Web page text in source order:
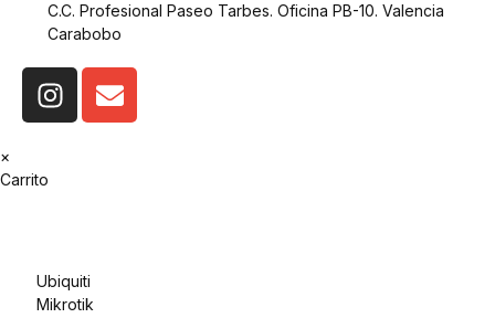
C.C. Profesional Paseo Tarbes. Oficina PB-10. Valencia
Carabobo
×
Carrito
Ubiquiti
Mikrotik